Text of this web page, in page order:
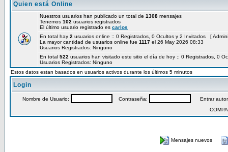
Quien está Online
Nuestros usuarios han publicado un total de 1308 mensajes
Tenemos 102 usuarios registrados
El último usuario registrado es carlos
En total hay 2 usuarios online :: 0 Registrados, 0 Ocultos y 2 Invitados [
La mayor cantidad de usuarios online fue 1117 el 26 May 2026 08:33
Usuarios Registrados: Ninguno
En total 522 usuarios han visitado este sitio el día de hoy :: 0 Registrados, 0
Usuarios Registrados: Ninguno
Estos datos estan basados en usuarios activos durante los últimos 5 minutos
Login
Nombre de Usuario: Contraseña:
Entrar
Mensajes nuevos